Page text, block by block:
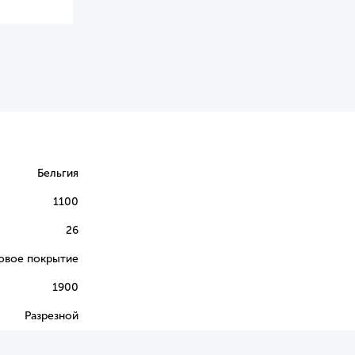
Бельгия
1100
26
покрытие
1900
Разрезной